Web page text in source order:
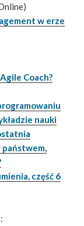
w erze
Coach?
nauki
państwem,
część 6